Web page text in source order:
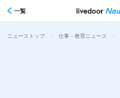
一覧
ニューストップ > 仕事・教育ニュース >